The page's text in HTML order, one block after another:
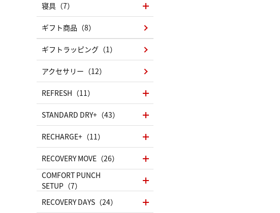
寝具（7）
ギフト商品（8）
ギフトラッピング（1）
アクセサリー（12）
REFRESH（11）
STANDARD DRY+（43）
RECHARGE+（11）
RECOVERY MOVE（26）
COMFORT PUNCH
SETUP（7）
RECOVERY DAYS（24）